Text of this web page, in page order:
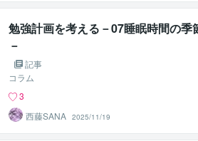
勉強計画を考える－07睡眠時間の季
－
記事
コラム
3
西藤SANA 2025/11/19